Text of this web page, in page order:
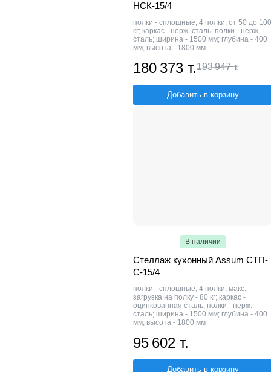
НСК-15/4
полки - сплошные; 4 полки; от 50 до 100
кг; каркас - нерж. сталь; полки - нерж.
сталь; ширина - 1500 мм; глубина - 400
мм; высота - 1800 мм
180 373 т.193 947 т.
Добавить в корзину
В наличии
Стеллаж кухонный Assum СТП-
С-15/4
полки - сплошные; 4 полки; макс.
загрузка на полку - 80 кг; каркас -
оцинкованная сталь; полки - нерж.
сталь; ширина - 1500 мм; глубина - 400
мм; высота - 1800 мм
95 602 т.
Добавить в корзину